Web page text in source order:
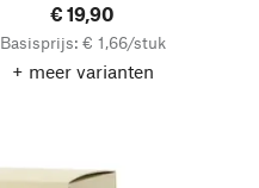
€ 19,90
Basisprijs: € 1,66/stuk
+ meer varianten